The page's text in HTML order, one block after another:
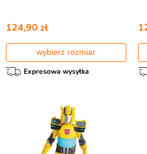
124,90 zł
wybierz rozmiar
Expresowa wysyłka